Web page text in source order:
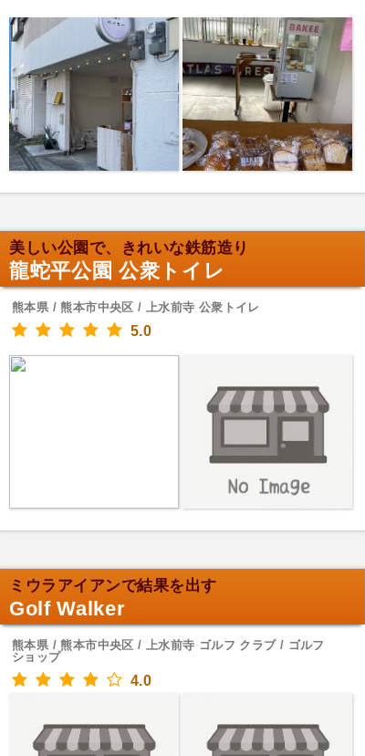
美しい公園で、きれいな鉄筋造り
龍蛇平公園 公衆トイレ
熊本県 / 熊本市中央区 / 上水前寺 公衆トイレ
5.0
ミウラアイアンで結果を出す
Golf Walker
熊本県 / 熊本市中央区 / 上水前寺 ゴルフ クラブ / ゴルフ
ショップ
4.0